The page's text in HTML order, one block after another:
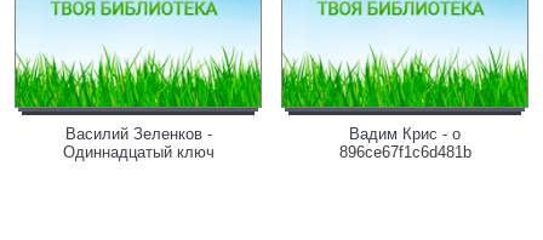
Василий Зеленков -
Одиннадцатый ключ
Вадим Крис - o
896ce67f1c6d481b